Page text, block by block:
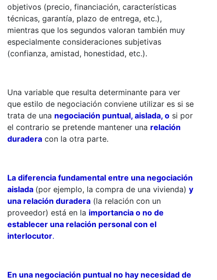
objetivos (precio, financiación, características
técnicas, garantía, plazo de entrega, etc.),
mientras que los segundos valoran también muy
especialmente consideraciones subjetivas
(confianza, amistad, honestidad, etc.).
Una variable que resulta determinante para ver
que estilo de negociación conviene utilizar es si se
trata de una negociación puntual, aislada, o si por
el contrario se pretende mantener una relación
duradera con la otra parte.
La diferencia fundamental entre una negociación
aislada (por ejemplo, la compra de una vivienda) y
una relación duradera (la relación con un
proveedor) está en la importancia o no de
establecer una relación personal con el
interlocutor.
En una negociación puntual no hay necesidad de